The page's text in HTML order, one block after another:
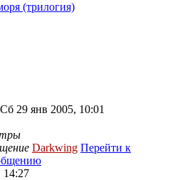
(трилогия)
29 янв 2005, 10:01
Darkwing Перейти к
14:27